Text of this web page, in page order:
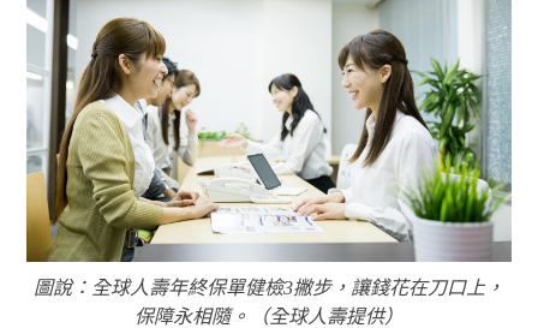
圖說：全球人壽年終保單健檢3撇步，讓錢花在刀口上，
保障永相隨。（全球人壽提供）